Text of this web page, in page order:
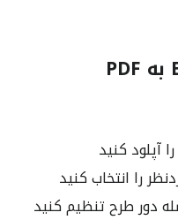
چطور از ابزار EPS به PDF
دور طرح تنظیم کنید